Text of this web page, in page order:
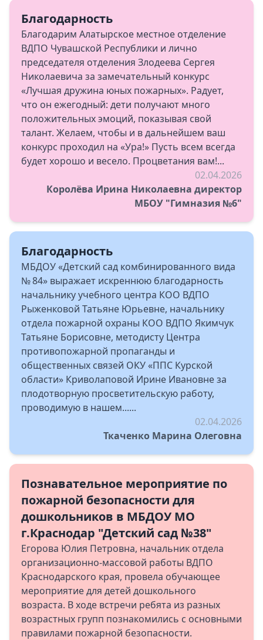
Благодарность
Благодарим Алатырское местное отделение
ВДПО Чувашской Республики и лично
председателя отделения Злодеева Сергея
Николаевича за замечательный конкурс
«Лучшая дружина юных пожарных». Радует,
что он ежегодный: дети получают много
положительных эмоций, показывая свой
талант. Желаем, чтобы и в дальнейшем ваш
конкурс проходил на «Ура!» Пусть всем всегда
будет хорошо и весело. Процветания вам!...
02.04.2026
Королёва Ирина Николаевна директор
МБОУ "Гимназия №6"
Благодарность
МБДОУ «Детский сад комбинированного вида
№ 84» выражает искреннюю благодарность
начальнику учебного центра КОО ВДПО
Рыженковой Татьяне Юрьевне, начальнику
отдела пожарной охраны КОО ВДПО Якимчук
Татьяне Борисовне, методисту Центра
противопожарной пропаганды и
общественных связей ОКУ «ППС Курской
области» Криволаповой Ирине Ивановне за
плодотворную просветительскую работу,
проводимую в нашем......
02.04.2026
Ткаченко Марина Олеговна
Познавательное мероприятие по
пожарной безопасности для
дошкольников в МБДОУ МО
г.Краснодар "Детский сад №38"
Егорова Юлия Петровна, начальник отдела
организационно-массовой работы ВДПО
Краснодарского края, провела обучающее
мероприятие для детей дошкольного
возраста. В ходе встречи ребята из разных
возрастных групп познакомились с основными
правилами пожарной безопасности.